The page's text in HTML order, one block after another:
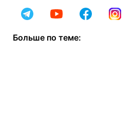
Больше по теме: